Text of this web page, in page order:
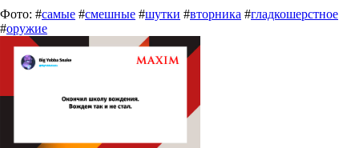
Фото: #самые #смешные #шутки #вторника #гладкошерстное
#оружие